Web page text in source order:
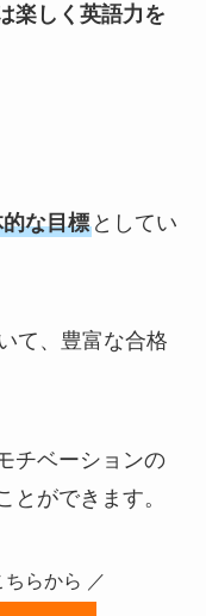
楽しく英語力を
な目標としてい
て、豊富な合格
チベーションの
とができます。
らから ／